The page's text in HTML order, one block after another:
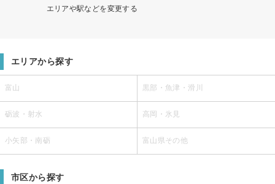
エリアや駅などを変更する
エリアから探す
富山 黒部・魚津・滑川
砺波・射水 高岡・氷見
小矢部・南砺 富山県その他
市区から探す